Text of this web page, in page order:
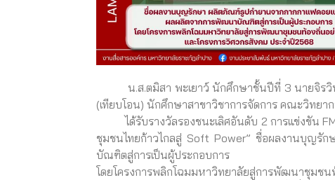
น.ส.ตมิสา พะเยาว์ นักศึกษาชั้นปีที่ 3 นายจิรวิ
(เทียบโอน) นักศึกษาสาขาวิชาการจัดการ คณะวิทยา
ได้รับรางวัลรองชนะเลิศอันดับ 2 การแข่งขัน
ชุมชนไทยก้าวไกลสู่ Soft Power” ชื่อผลงานบุญรั
บัณฑิตสู่การเป็นผู้ประกอบการ
โดยโครงการพลิกโฉมมหาวิทยาลัยสู่การพัฒนาชุมช